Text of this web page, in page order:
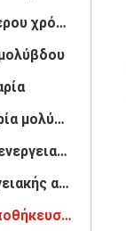
Όξινη μπαταρία ελεύθερου χρόνου μολύβδου
Όξινη θαλάσσια μπαταρία μολύβδου
Κατοικημένο σύστημα ενεργειακής αποθήκευσης
Φορητό σύστημα ενεργειακής αποθήκευσης
Εμπορικό σύστημα αποθήκευσης μπαταριών